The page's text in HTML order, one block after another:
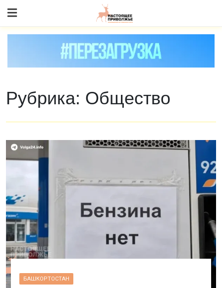
to content
Рубрика: Общество
БАШКОРТОСТАН